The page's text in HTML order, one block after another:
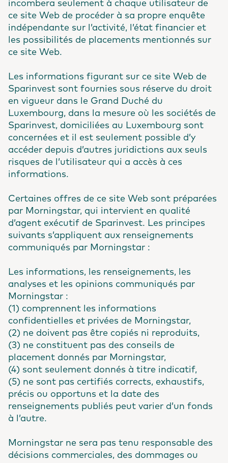
incombera seulement à chaque utilisateur de
ce site Web de procéder à sa propre enquête
indépendante sur l’activité, l’état financier et
les possibilités de placements mentionnés sur
ce site Web.
Les informations figurant sur ce site Web de
Sparinvest sont fournies sous réserve du droit
en vigueur dans le Grand Duché du
Luxembourg, dans la mesure où les sociétés de
Sparinvest, domiciliées au Luxembourg sont
concernées et il est seulement possible d’y
accéder depuis d’autres juridictions aux seuls
risques de l’utilisateur qui a accès à ces
informations.
Certaines offres de ce site Web sont préparées
par Morningstar, qui intervient en qualité
d’agent exécutif de Sparinvest. Les principes
suivants s’appliquent aux renseignements
communiqués par Morningstar :
Les informations, les renseignements, les
analyses et les opinions communiqués par
Morningstar :
(1) comprennent les informations
confidentielles et privées de Morningstar,
(2) ne doivent pas être copiés ni reproduits,
(3) ne constituent pas des conseils de
placement donnés par Morningstar,
(4) sont seulement donnés à titre indicatif,
(5) ne sont pas certifiés corrects, exhaustifs,
précis ou opportuns et la date des
renseignements publiés peut varier d’un fonds
à l’autre.
Morningstar ne sera pas tenu responsable des
décisions commerciales, des dommages ou